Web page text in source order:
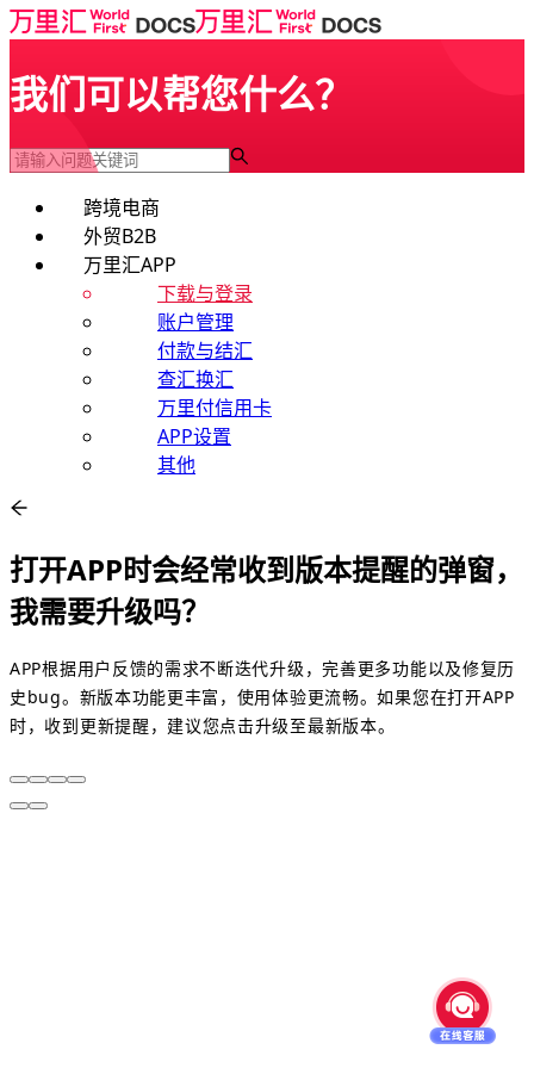
我们可以帮您什么？
跨境电商
外贸B2B
万里汇APP
下载与登录
账户管理
付款与结汇
查汇换汇
万里付信用卡
APP设置
其他
打开APP时会经常收到版本提醒的弹窗，
我需要升级吗？
APP根据用户反馈的需求不断迭代升级，完善更多功能以及修复历
史bug。新版本功能更丰富，使用体验更流畅。如果您在打开APP
时，收到更新提醒，建议您点击升级至最新版本。